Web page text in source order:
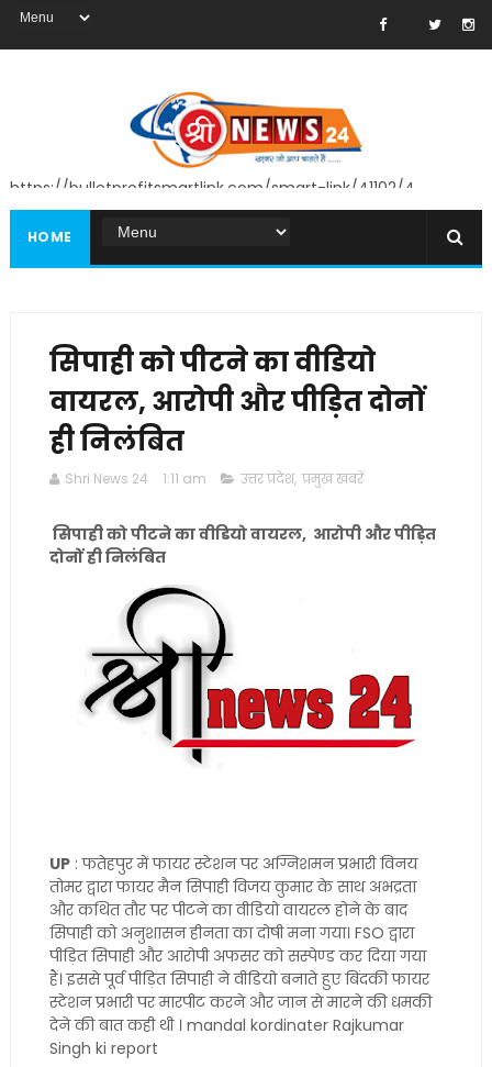
https://bulletprofitsmartlink.com/smart-link/41102/4
HOME
सिपाही को पीटने का वीडियो
वायरल, आरोपी और पीड़ित दोनों
ही निलंबित
Shri News 24 1:11 am उत्तर प्रदेश, प्रमुख खबरें
सिपाही को पीटने का वीडियो वायरल, आरोपी और पीड़ित
दोनों ही निलंबित
UP: फतेहपुर में फायर स्टेशन पर अग्निशमन प्रभारी विनय
तोमर द्वारा फायर मैन सिपाही विजय कुमार के साथ अभद्रता
और कथित तौर पर पीटने का वीडियो वायरल होने के बाद
सिपाही को अनुशासन हीनता का दोषी मना गया। FSO द्वारा
पीड़ित सिपाही और आरोपी अफसर को सस्पेण्ड कर दिया गया
हैं। इससे पूर्व पीड़ित सिपाही ने वीडियो बनाते हुए बिंदकी फायर
स्टेशन प्रभारी पर मारपीट करने और जान से मारने की धमकी
देने की बात कही थी । mandal kordinater Rajkumar
Singh ki report